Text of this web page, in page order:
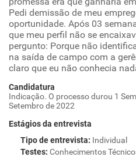
Pedi demissão de meu
oportunidade. Após 03
que meu perfil não se
pergunto: Porque não
na saída de campo com a
claro que eu não conhecia
Candidatura
Indicação. O processo durou 1
Setembro de 2022
Estágios da entrevista
Tipo de entrevista: Individual
Testes: Conhecimentos